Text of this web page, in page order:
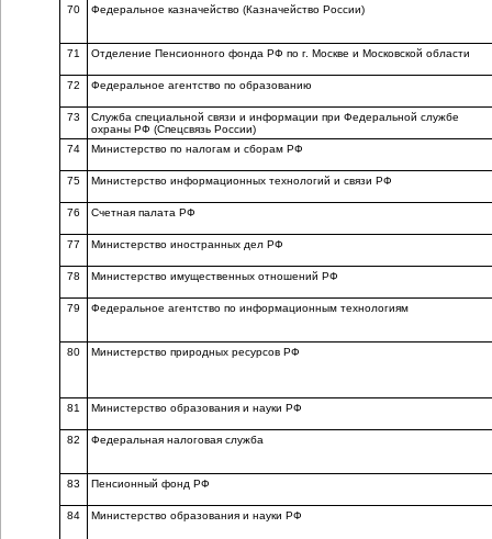
70 Федеральное казначейство (Казначейство России)
71 Отделение Пенсионного фонда РФ по г. Москве и Московской области
72 Федеральное агентство по образованию
73
Служба специальной связи и информации при Федеральной службе
охраны РФ (Спецсвязь России)
74
Министерство по налогам и сборам РФ
75 Министерство информационных технологий и связи РФ
76 Счетная палата РФ
77 Министерство иностранных дел РФ
78 Министерство имущественных отношений РФ
79 Федеральное агентство по информационным технологиям
80 Министерство природных ресурсов РФ
81 Министерство образования и науки РФ
82 Федеральная налоговая служба
83 Пенсионный фонд РФ
84 Министерство образования и науки РФ